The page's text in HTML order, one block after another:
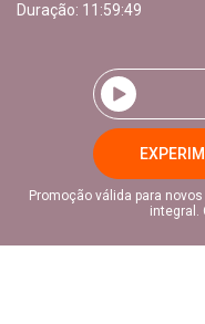
Duração: 11:59:49
Promoção válida para
integral.